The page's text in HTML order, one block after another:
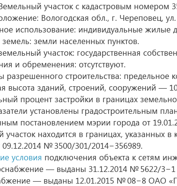
участок с кадастровым номером
Вологодская обл., г. Череповец,
использование: индивидуальные жилые
земель: земли населенных пунктов.
участок: государственная
и обременения: отсутствуют.
разрешенного строительства: предельное
высота зданий, строений, сооружений —
процент застройки в границах
установлены градостроительным
постановлением мэрии города от
участок находится в границах, указанных
09.12.2014 № 3500/301/2014−356989.
условия подключения объекта к сетям
— выданы 31.12.2014 № 5622/3−1
— выданы 12.01.2015 № 08−8 ОАО